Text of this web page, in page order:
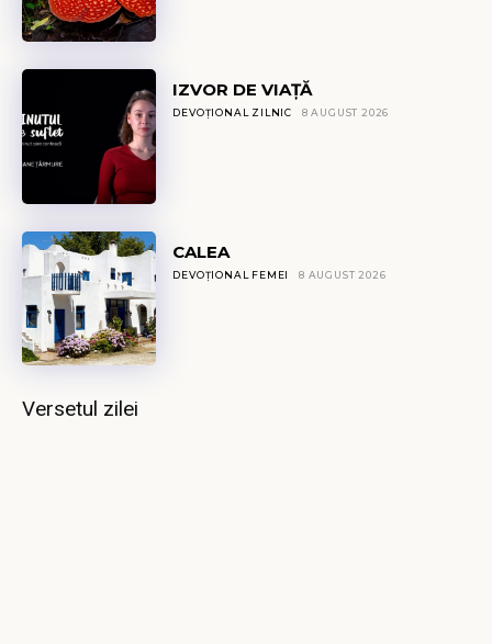
IZVOR DE VIAȚĂ
DEVOȚIONAL ZILNIC 8 AUGUST 2026
CALEA
DEVOȚIONAL FEMEI 8 AUGUST 2026
Versetul zilei